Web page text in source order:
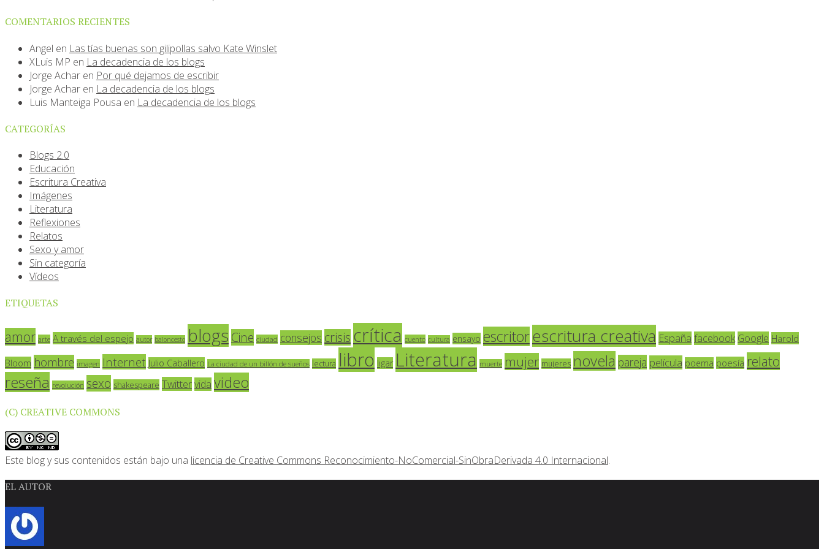
COMENTARIOS RECIENTES
Angel en Las tías buenas son gilipollas salvo Kate Winslet
XLuis MP en La decadencia de los blogs
Jorge Achar en Por qué dejamos de escribir
Jorge Achar en La decadencia de los blogs
Luis Manteiga Pousa en La decadencia de los blogs
CATEGORÍAS
Blogs 2.0
Educación
Escritura Creativa
Imágenes
Literatura
Reflexiones
Relatos
Sexo y amor
Sin categoría
Vídeos
ETIQUETAS
amor arte A través del espejo autor baloncesto blogs Cine ciudad consejos crisis crítica cuento cultura ensayo escritorescritura creativa España facebook Google Harold
Bloom hombre imagen Internet Julio Caballero La ciudad de un billón de sueños lectura libro ligar Literatura muerte mujer mujeres novela pareja película poema poesía relato
reseña revolución sexo shakespeare Twittervida video
(C) CREATIVE COMMONS
Este blog y sus contenidos están bajo una licencia de Creative Commons Reconocimiento-NoComercial-SinObraDerivada 4.0 Internacional.
EL AUTOR